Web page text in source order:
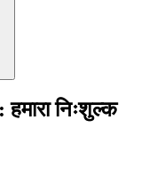
निःशुल्क